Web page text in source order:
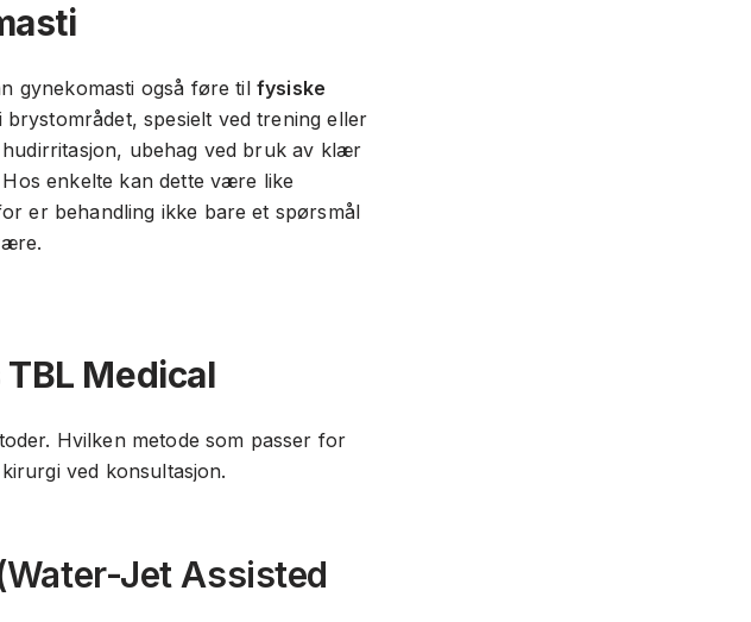
gynekomasti også føre til fysiske
spesielt ved trening eller
ubehag ved bruk av klær
enkelte kan dette være like
er behandling ikke bare et spørsmål
Medical
Hvilken metode som passer for
ved konsultasjon.
Jet Assisted